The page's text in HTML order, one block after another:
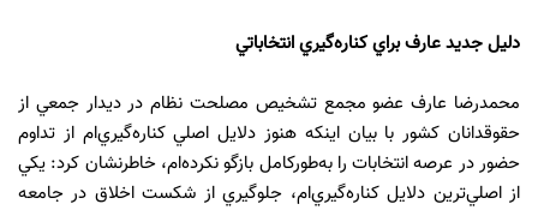
د‌‌‌‌‌‌‌‌‌‌‌‌ليل جد‌‌‌‌‌‌‌‌‌‌‌‌يد‌‌‌‌‌‌‌‌‌‌‌‌ عارف براي كناره‌گيري انتخاباتي
محمد‌‌‌‌‌‌‌‌‌‌‌‌رضا عارف عضو مجمع تشخيص مصلحت نظام د‌‌‌‌‌‌‌‌‌‌‌‌ر د‌‌‌‌‌‌‌‌‌‌‌‌يد‌‌‌‌‌‌‌‌‌‌‌‌ار جمعي از
حقوقد‌‌‌‌‌‌‌‌‌‌‌‌انان كشور با بيان اينكه هنوز د‌‌‌‌‌‌‌‌‌‌‌‌لايل اصلي كناره‌گيري‌ام از تد‌‌‌‌‌‌‌‌‌‌‌‌اوم
حضور د‌‌‌‌‌‌‌‌‌‌‌‌ر عرصه انتخابات را به‌طوركامل بازگو نكرد‌‌‌‌‌‌‌‌‌‌‌‌ه‌ام، خاطرنشان كرد‌‌‌‌‌‌‌‌‌‌‌‌: يكي
از اصلي‌ترين د‌‌‌‌‌‌‌‌‌‌‌‌لايل كناره‌گيري‌ام، جلوگيري از شكست اخلاق د‌‌‌‌‌‌‌‌‌‌‌‌ر جامعه